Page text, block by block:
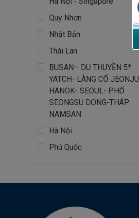
Quy Nhơn
Nhật Bản
Thái Lan
BUSAN– DU THUYỀN 5*
YATCH- LÀNG CỔ JEONJU
HANOK- SEOUL- PHỐ
SEONGSU DONG-THÁP
NAMSAN
Hà Nội
Phú Quốc